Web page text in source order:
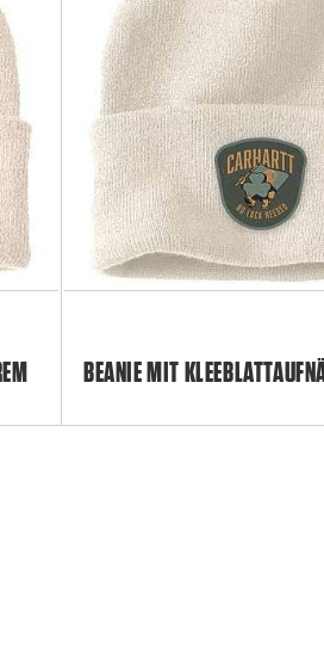
BEANIE MIT